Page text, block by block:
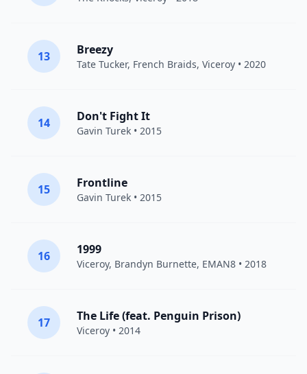
13 Breezy
Tate Tucker, French Braids, Viceroy • 2020
14 Don't Fight It
Gavin Turek • 2015
15 Frontline
Gavin Turek • 2015
16 1999
Viceroy, Brandyn Burnette, EMAN8 • 2018
17 The Life (feat. Penguin Prison)
Viceroy • 2014